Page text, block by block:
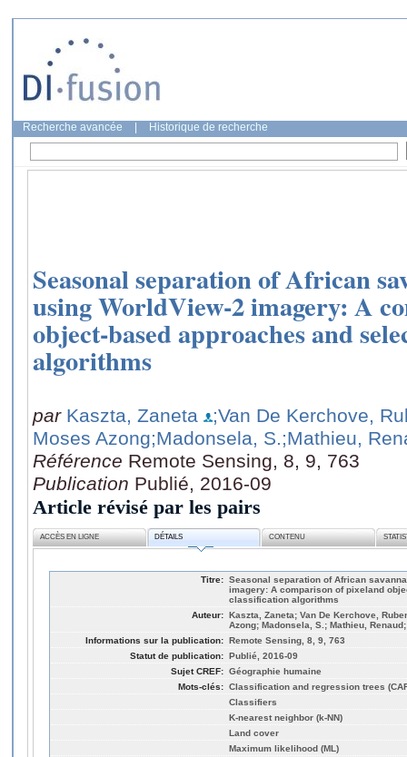
Recherche avancée Historique de recherche
Seasonal separation of African
using WorldView-2 imagery: A
object-based approaches and
algorithms
par Kaszta, Zaneta
;Van De Kerchove,
Moses Azong;Madonsela, S.;Mathieu,
Référence Remote Sensing, 8, 9, 763
Publication Publié, 2016-09
Article révisé par les pairs
ACCÈS EN LIGNE DÉTAILS CONTENU
Titre: Seasonal separation of African
imagery: A comparison of pixeland
classification algorithms
Auteur: Kaszta, Zaneta; Van De Kerchove,
Azong; Madonsela, S.; Mathieu,
Informations sur la publication: Remote Sensing, 8, 9, 763
Statut de publication: Publié, 2016-09
Sujet CREF: Géographie humaine
Mots-clés: Classification and regression trees
Classifiers
K-nearest neighbor (k-NN)
Land cover
Maximum likelihood (ML)